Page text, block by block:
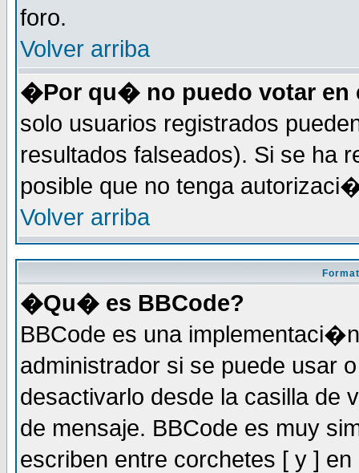
foro.
Volver arriba
�Por qu� no puedo votar en
solo usuarios registrados
resultados falseados). Si se ha
posible que no tenga
Volver arriba
�Qu� es BBCode?
BBCode es una
administrador si se puede usar
desactivarlo desde la casilla de
de mensaje. BBCode es muy
escriben entre corchetes [ y ]